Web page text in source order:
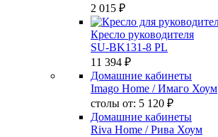
2 015 ₽
Кресло руководителя
SU-BK131-8 PL
11 394 ₽
Домашние кабинеты
Imago Home / Имаго Хоум
столы от: 5 120 ₽
Домашние кабинеты
Riva Home / Рива Хоум